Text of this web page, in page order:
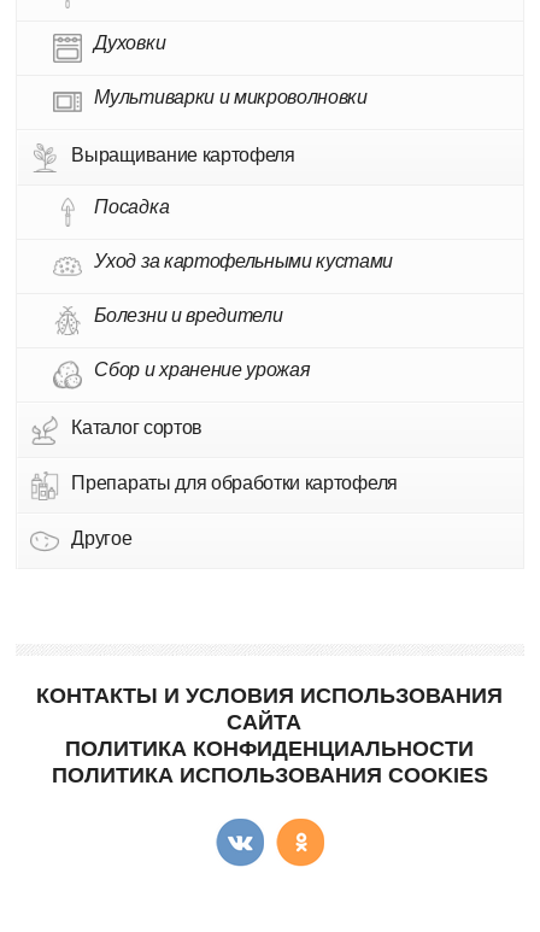
Духовки
Мультиварки и микроволновки
Выращивание картофеля
Посадка
Уход за картофельными кустами
Болезни и вредители
Сбор и хранение урожая
Каталог сортов
Препараты для обработки картофеля
Другое
КОНТАКТЫ И УСЛОВИЯ ИСПОЛЬЗОВАНИЯ
САЙТА
ПОЛИТИКА КОНФИДЕНЦИАЛЬНОСТИ
ПОЛИТИКА ИСПОЛЬЗОВАНИЯ COOKIES